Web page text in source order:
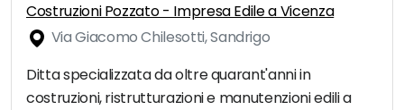
Costruzioni Pozzato - Impresa Edile a Vicenza
Via Giacomo Chilesotti, Sandrigo
Ditta specializzata da oltre quarant'anni in
costruzioni, ristrutturazioni e manutenzioni edili a